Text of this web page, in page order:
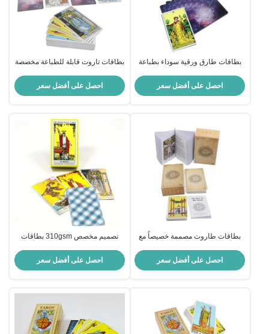
بطاقات طارق ورقية سوداء بطباعة
مخصصة
احصل على أفضل سعر
بطاقات تاروت قابلة للطباعة مخصصة
جرام وحجم مخصص
احصل على أفضل سعر
بطاقات طاروت مصممة خصيصاً مع
احصل على أفضل سعر
تصميم مخصص 310gsm بطاقات
مم للاستخدام الشخصي
احصل على أفضل سعر